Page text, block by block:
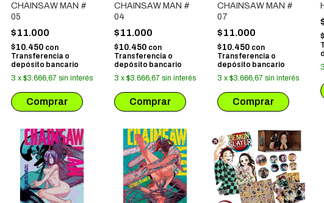
CHAINSAW MAN #
05
$11.000
$10.450 con
Transferencia o
depósito bancario
3 x $3.666,67 sin interés
CHAINSAW MAN #
04
$11.000
$10.450 con
Transferencia o
depósito bancario
3 x $3.666,67 sin interés
CHAINSAW MAN #
07
$11.000
$10.450 con
Transferencia o
depósito bancario
3 x $3.666,67 sin interés
3